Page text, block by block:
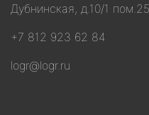
Дубнинская, д.10/1
+7 812 923 62 84
logr@logr.ru